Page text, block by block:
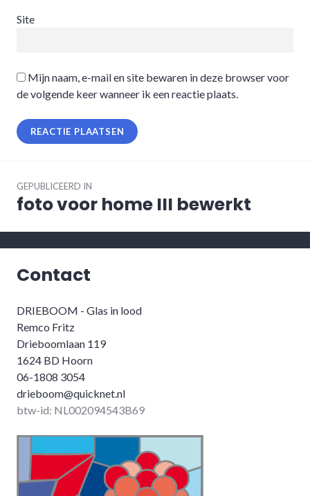
Site
Mijn naam, e-mail en site bewaren in deze browser voor
de volgende keer wanneer ik een reactie plaats.
GEPUBLICEERD IN
foto voor home III bewerkt
Contact
DRIEBOOM - Glas in lood
Remco Fritz
Drieboomlaan 119
1624 BD Hoorn
06-1808 3054
drieboom@quicknet.nl
btw-id: NL002094543B69